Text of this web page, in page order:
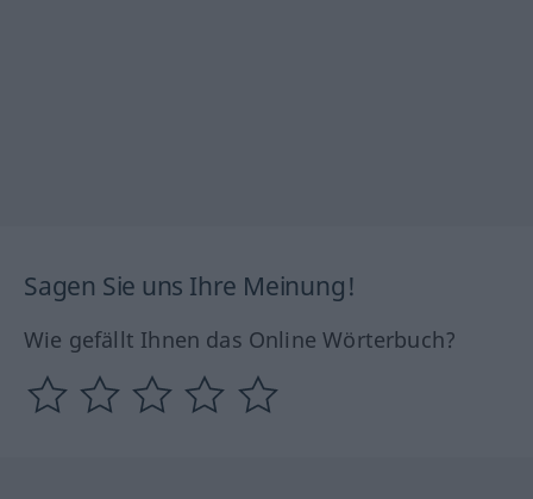
Sagen Sie uns Ihre Meinung!
Wie gefällt Ihnen das Online Wörterbuch?